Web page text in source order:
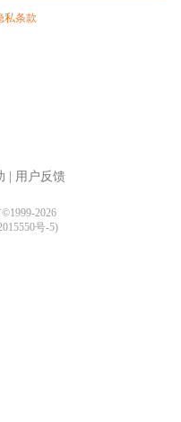
私条款
用户反馈
2026
号-5)